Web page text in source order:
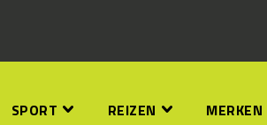
SPORT REIZEN MERKEN